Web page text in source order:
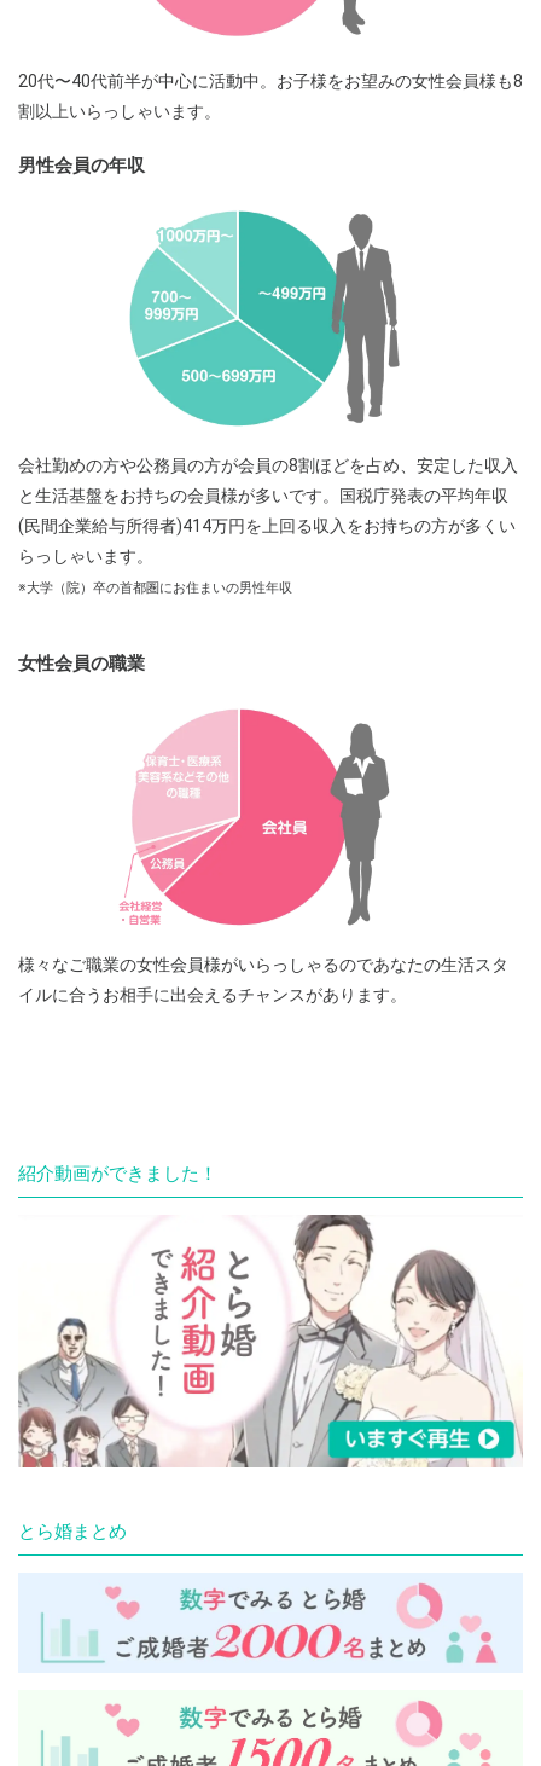
20代〜40代前半が中心に活動中。お子様をお望みの女性会員様も8
割以上いらっしゃいます。
男性会員の年収
会社勤めの方や公務員の方が会員の8割ほどを占め、安定した収入
と生活基盤をお持ちの会員様が多いです。国税庁発表の平均年収
(民間企業給与所得者)414万円を上回る収入をお持ちの方が多くい
らっしゃいます。
※大学（院）卒の首都圏にお住まいの男性年収
女性会員の職業
様々なご職業の女性会員様がいらっしゃるのであなたの生活スタ
イルに合うお相手に出会えるチャンスがあります。
紹介動画ができました！
とら婚まとめ